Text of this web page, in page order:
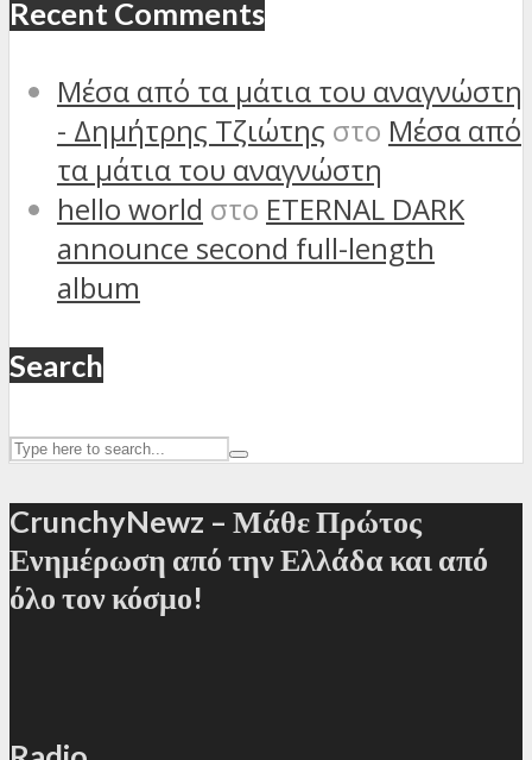
Recent Comments
Μέσα από τα μάτια του αναγνώστη
- Δημήτρης Τζιώτης στο Μέσα από
τα μάτια του αναγνώστη
hello world στο ETERNAL DARK
announce second full-length
album
Search
CrunchyNewz – Μάθε Πρώτος
Ενημέρωση από την Ελλάδα και από
όλο τον κόσμο!